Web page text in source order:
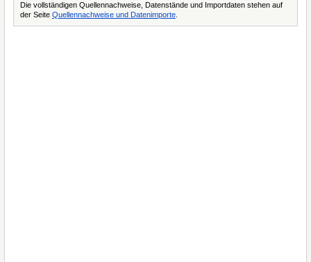
Die vollständigen Quellennachweise, Datenstände und Importdaten stehen auf
der Seite Quellennachweise und Datenimporte